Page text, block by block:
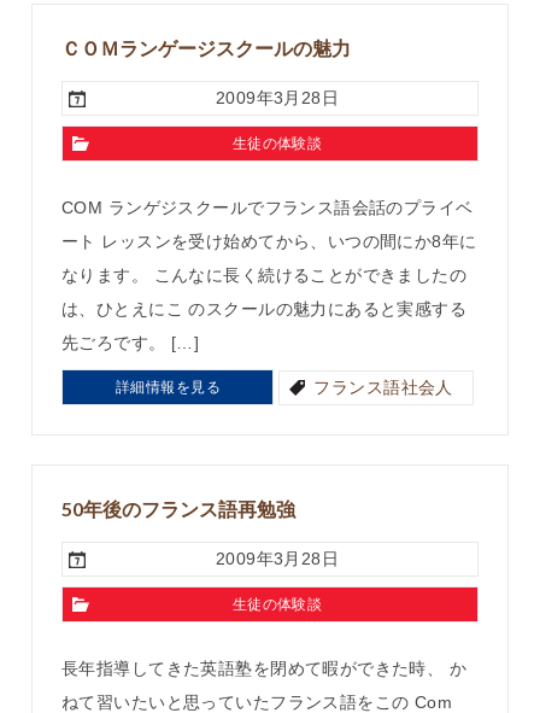
ＣＯＭランゲージスクールの魅力
2009年3月28日
生徒の体験談
COM ランゲジスクールでフランス語会話のプライベ
ート レッスンを受け始めてから、いつの間にか8年に
なります。 こんなに長く続けることができましたの
は、ひとえにこ のスクールの魅力にあると実感する
先ごろです。 […]
詳細情報を見る フランス語社会人
50年後のフランス語再勉強
2009年3月28日
生徒の体験談
長年指導してきた英語塾を閉めて暇ができた時、 か
ねて習いたいと思っていたフランス語をこの Com